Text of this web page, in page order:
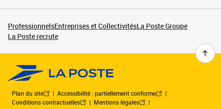
ProfessionnelsEntreprises et CollectivitésLa Poste Groupe
La Poste recrute
Plan du site
Accessibilité : partiellement conforme
Conditions contractuelles
Mentions légales